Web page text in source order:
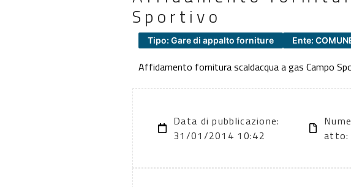
Sportivo
Tipo: Gare di appalto forniture Ente:
Affidamento fornitura scaldacqua a gas Campo
Data di pubblicazione:
31/01/2014 10:42
atto: